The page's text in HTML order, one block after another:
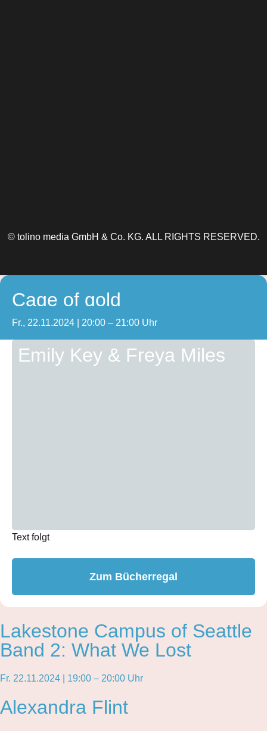
© tolino media GmbH & Co. KG. ALL RIGHTS RESERVED.
Cage of gold
Fr., 22.11.2024 | 20:00 – 21:00 Uhr
Emily Key & Freya Miles
Text folgt
Zum Bücherregal
Lakestone Campus of Seattle
Band 2: What We Lost
Fr. 22.11.2024 | 19:00 – 20:00 Uhr
Alexandra Flint